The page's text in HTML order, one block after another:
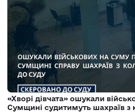
«Хворі дівчата» ошукали
Сумщині судитимуть шахраїв з